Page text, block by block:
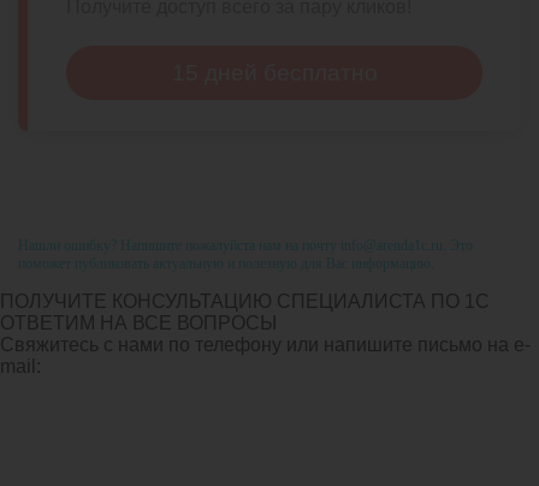
Нашли ошибку? Напишите пожалуйста нам на почту info@arenda1c.ru. Это
поможет публиковать актуальную и полезную для Вас информацию.
ПОЛУЧИТЕ КОНСУЛЬТАЦИЮ СПЕЦИАЛИСТА ПО 1С
ОТВЕТИМ НА ВСЕ ВОПРОСЫ
Свяжитесь с нами по телефону или напишите письмо на e-
mail: